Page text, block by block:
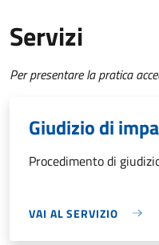
Servizi
Per presentare la pratica
Giudizio di
Procedimento di
VAI AL SERVIZIO